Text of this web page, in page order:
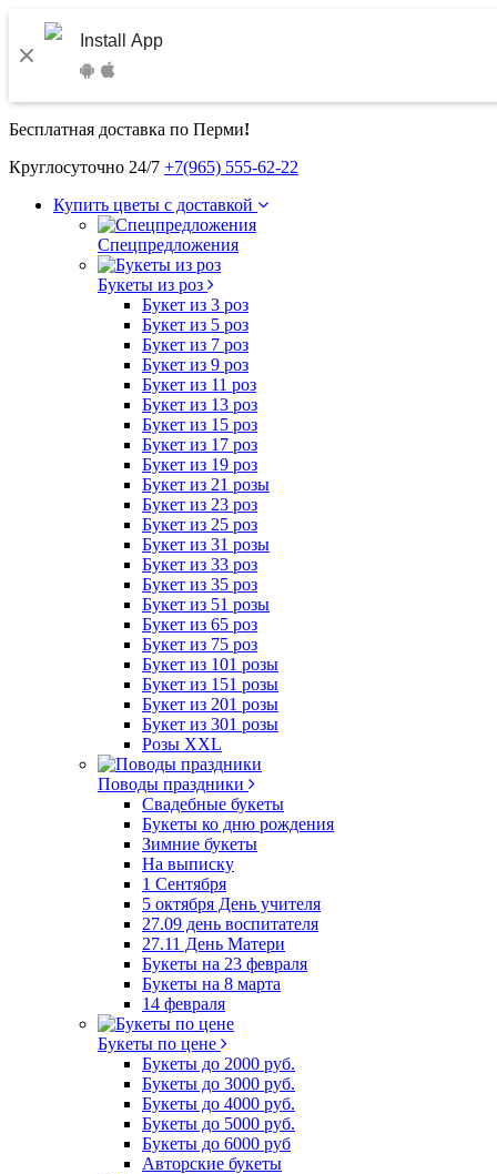
Install App
Бесплатная доставка по Перми!
Круглосуточно 24/7 +7(965) 555-62-22
Купить цветы с доставкой
Спецпредложения
Букеты из роз
Букет из 3 роз
Букет из 5 роз
Букет из 7 роз
Букет из 9 роз
Букет из 11 роз
Букет из 13 роз
Букет из 15 роз
Букет из 17 роз
Букет из 19 роз
Букет из 21 розы
Букет из 23 роз
Букет из 25 роз
Букет из 31 розы
Букет из 33 роз
Букет из 35 роз
Букет из 51 розы
Букет из 65 роз
Букет из 75 роз
Букет из 101 розы
Букет из 151 розы
Букет из 201 розы
Букет из 301 розы
Розы XXL
Поводы праздники
Свадебные букеты
Букеты ко дню рождения
Зимние букеты
На выписку
1 Сентября
5 октября День учителя
27.09 день воспитателя
27.11 День Матери
Букеты на 23 февраля
Букеты на 8 марта
14 февраля
Букеты по цене
Букеты до 2000 руб.
Букеты до 3000 руб.
Букеты до 4000 руб.
Букеты до 5000 руб.
Букеты до 6000 руб
Авторские букеты